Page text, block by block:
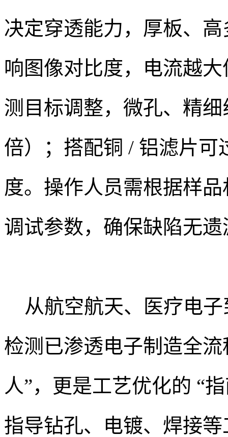
决定穿透能力，厚板、
响图像对比度，电流越
测目标调整，微孔、精
倍）；搭配铜 / 铝滤片
度。操作人员需根据样
调试参数，确保缺陷无遗
从航空航天、医疗电子
检测已渗透电子制造全
人”，更是工艺优化的 “
指导钻孔、电镀、焊接